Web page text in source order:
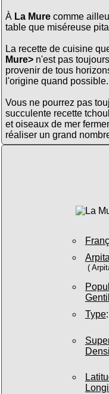
À La Murecomme
table que miséreuse
La recette de cuisine
Mure>n'est pas
provenir de tous
l'origine quand possible.
Vous ne pourrez pas
succulente recette
et oiseaux de mer
réaliser un grand
(
Type: